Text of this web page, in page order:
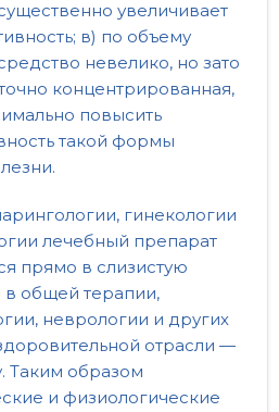
увеличивает
в) по объему
невелико, но зато
концентрированная,
повысить
такой формы
гинекологии
лечебный препарат
прямо в слизистую
в общей терапии,
неврологии и других
отрасли —
Таким образом
и физиологические